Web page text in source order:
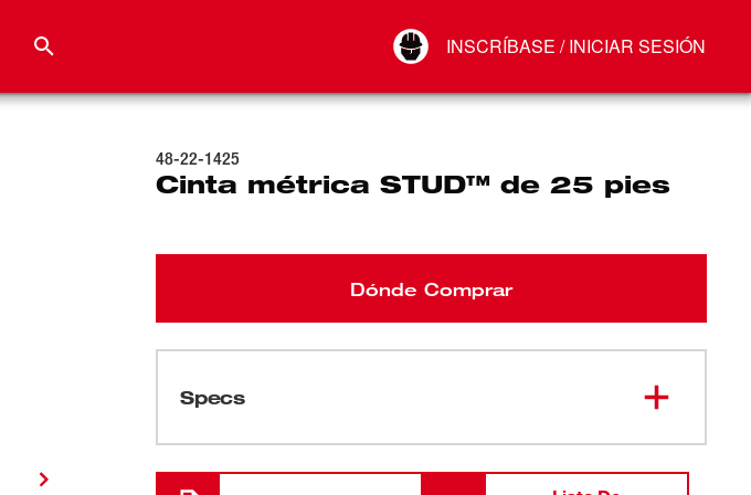
INSCRÍBASE / INICIAR SESIÓN
Conectar
48-22-1425
Cinta métrica STUD™ de 25 pies
Dónde Comprar
Specs
Cargando